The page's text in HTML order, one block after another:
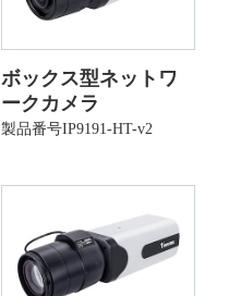
ボックス型ネットワ
ークカメラ
製品番号IP9191-HT-v2